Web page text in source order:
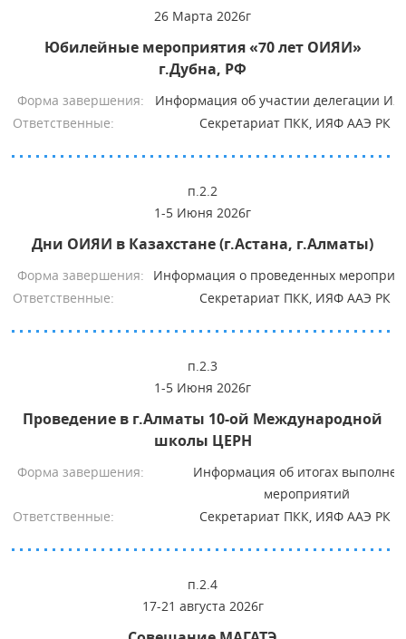
26 Марта 2026г
Юбилейные мероприятия «70 лет ОИЯИ»
г.Дубна, РФ
Форма завершения:
Информация об участии делегации
Ответственные:
Секретариат ПКК, ИЯФ ААЭ РК
п.2.2
1-5 Июня 2026г
Дни ОИЯИ в Казахстане (г.Астана, г.Алматы)
Форма завершения:
Информация о проведенных
Ответственные:
Секретариат ПКК, ИЯФ ААЭ РК
п.2.3
1-5 Июня 2026г
Проведение в г.Алматы 10-ой Международной
школы ЦЕРН
Форма завершения:
Информация об итогах
мероприятий
Ответственные:
Секретариат ПКК, ИЯФ ААЭ РК
п.2.4
17-21 августа 2026г